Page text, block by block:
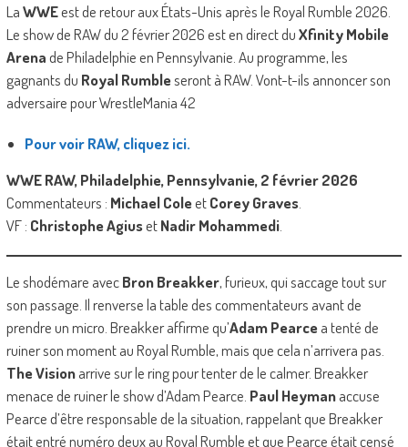
LaWWEest de retour aux États-Unis après le Royal Rumble 2026.
Le show de RAW du 2 février 2026 est en direct duXfinity Mobile
Arenade Philadelphie en Pennsylvanie. Au programme, les
gagnants du Royal Rumbleseront à RAW. Vont-t-ils annoncer son
adversaire pour WrestleMania 42
Pour voir RAW, cliquez ici.
WWE RAW, Philadelphie, Pennsylvanie, 2 février 2026
Commentateurs : Michael ColeetCorey Graves.
VF : Christophe AgiusetNadir Mohammedi.
Le shodémare avecBron Breakker, furieux, qui saccage tout sur
son passage. Il renverse la table des commentateurs avant de
prendre un micro. Breakker affirme qu’Adam Pearcea tenté de
ruiner son moment au Royal Rumble, mais que cela n’arrivera pas.
The Visionarrive sur le ring pour tenter de le calmer. Breakker
menace de ruiner le show d’Adam Pearce. Paul Heymanaccuse
Pearce d’être responsable de la situation, rappelant que Breakker
était entré numéro deux au Royal Rumble et que Pearce était censé